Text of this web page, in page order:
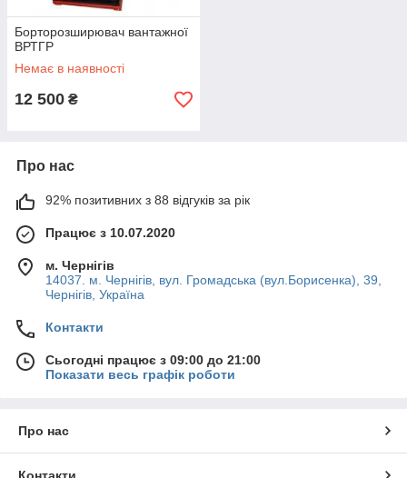
Борторозширювач вантажної
BРТГР
Немає в наявності
12 500 ₴
Про нас
92% позитивних з 88 відгуків за рік
Працює з 10.07.2020
м. Чернігів
14037. м. Чернігів, вул. Громадська (вул.Борисенка), 39,
Чернігів, Україна
Контакти
Сьогодні працює з 09:00 до 21:00
Показати весь графік роботи
Про нас